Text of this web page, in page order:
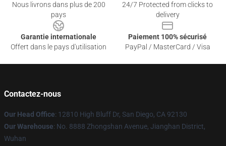
Nous livrons dans plus de 200
pays
24/7 Protected from clicks to
delivery
Garantie internationale
Offert dans le pays d'utilisation
Paiement 100% sécurisé
PayPal / MasterCard / Visa
Contactez-nous
Our Head Office: 12810 High Bluff Dr, San Diego, CA 92130
Our Warehouse: No. 8888 Zhongshan Avenue, Jianghan District,
Wuhan